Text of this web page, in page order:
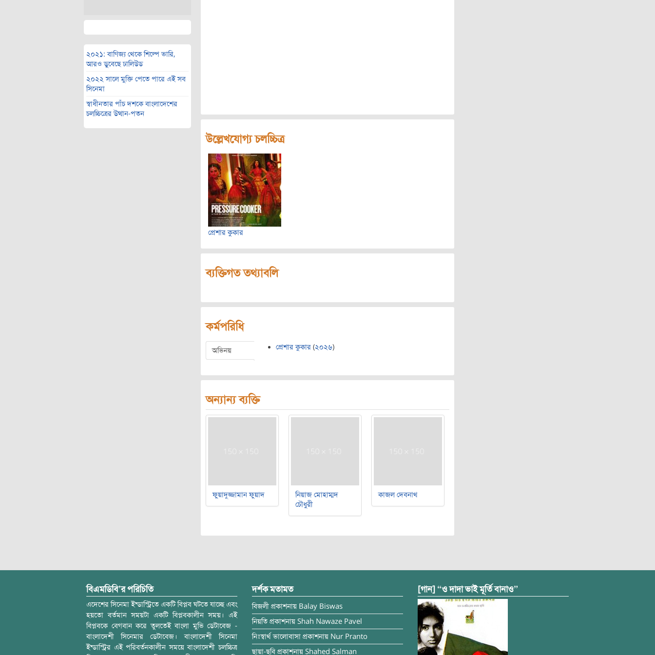
২০২১: বাণিজ্য থেকে শিল্পে ভারি,
আরও ডুবেছে ঢালিউড
২০২২ সালে মুক্তি পেতে পারে এই সব
সিনেমা
স্বাধীনতার পাঁচ দশকে বাংলাদেশের
চলচ্চিত্রের উত্থান-পতন
উল্লেখযোগ্য চলচ্চিত্র
প্রেশার কুকার
ব্যক্তিগত তথ্যাবলি
কর্মপরিধি
অভিনয় প্রেশার কুকার (২০২৬)
অন্যান্য ব্যক্তি
ফুয়াদুজ্জামান ফুয়াদ
নিয়াজ মোহাম্মদ
চৌধুরী
কাজল দেবনাথ
বিএমডিবি’র পরিচিতি
এদেশের সিনেমা ইন্ডাস্ট্রিতে একটি বিপ্লব ঘটতে যাচ্ছে এবং
হয়তো বর্তমান সময়টা একটি বিপ্লবকালীন সময়। এই
বিপ্লবকে বেগবান করে তুলতেই বাংলা মুভি ডেটাবেজ -
বাংলাদেশী সিনেমার ডেটাবেজ। বাংলাদেশী সিনেমা
ইন্ডাস্ট্রির এই পরিবর্তনকালীন সময়ে বাংলাদেশী চলচ্চিত্র
দর্শক মতামত
বিজলী প্রকাশনায় Balay Biswas
নিয়তি প্রকাশনায় Shah Nawaze Pavel
নিঃস্বার্থ ভালোবাসা প্রকাশনায় Nur Pranto
ছায়া-ছবি প্রকাশনায় Shahed Salman
[গান] “ও দাদা ভাই মূর্তি বানাও”